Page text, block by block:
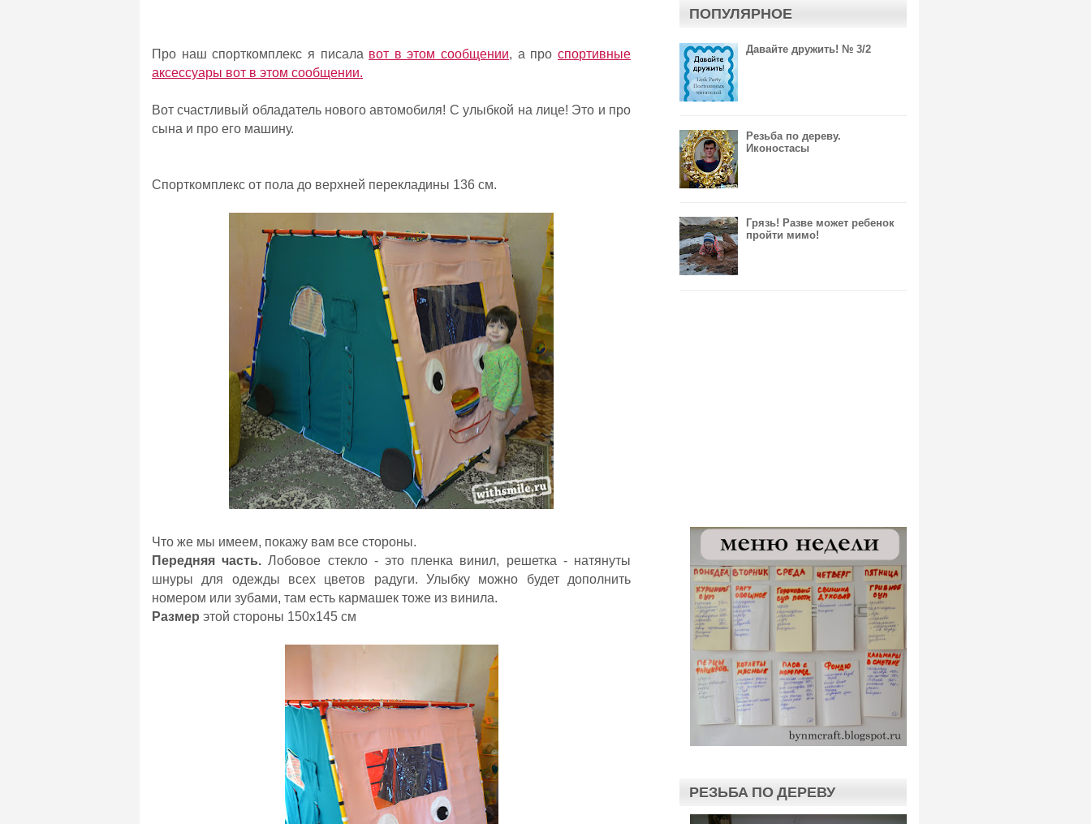
Про наш спорткомплекс я писала вот в этом сообщении, а проспортивные
аксессуары вот в этом сообщении.
Вот счастливый обладатель нового автомобиля! С улыбкой на лице! Это и про
сына и про его машину.
Спорткомплекс от пола до верхней перекладины 136 см.
Что же мы имеем, покажу вам все стороны.
Передняя часть. Лобовое стекло - это пленка винил, решетка - натянуты
шнуры для одежды всех цветов радуги. Улыбку можно будет дополнить
номером или зубами, там есть кармашек тоже из винила.
Размер этой стороны 150х145 см
ПОПУЛЯРНОЕ
Давайте дружить! № 3/2
Резьба по дереву.
Иконостасы
Грязь! Разве может ребенок
пройти мимо!
РЕЗЬБА ПО ДЕРЕВУ